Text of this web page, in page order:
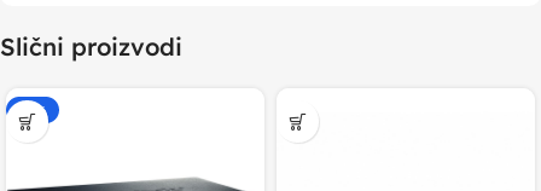
Slični proizvodi
-20%